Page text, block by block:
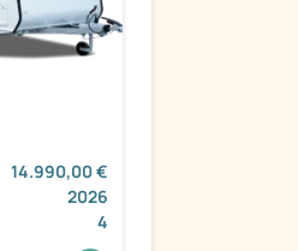
14.990,00 €
2026
4